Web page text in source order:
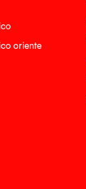
oriente